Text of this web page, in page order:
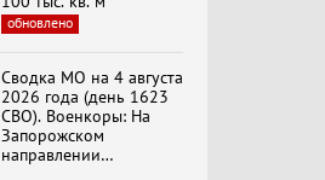
К ГРАЖДАНАМ
Г.А. Зюганова,
Председателя ЦК
КПРФ Руководителя
фракции КПРФ в
Государственной Думе
РФ (28.07.2026)
Документальный
фильм "Империализм и
обновлено
Сводка МО на 4 августа
2026 года (день 1623
СВО). Военкоры: На
Запорожском
направлении